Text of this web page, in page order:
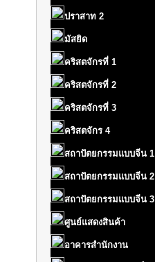
ปราสาท 2
มัสยิด
คริสตจักรที่ 1
คริสตจักรที่ 2
คริสตจักรที่ 3
คริสตจักร 4
สถาปัตยกรรมแบบจีน 1
สถาปัตยกรรมแบบจีน 2
สถาปัตยกรรมแบบจีน 3
ศูนย์แสดงสินค้า
อาคารสำนักงาน